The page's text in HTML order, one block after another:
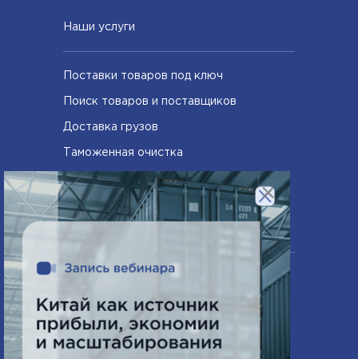
Наши услуги
Поставки товаров под ключ
Поиск товаров и поставщиков
Доставка грузов
Таможенная очистка
Сертифицирование товаров
Часто задаваемые вопросы
Схема работы
×